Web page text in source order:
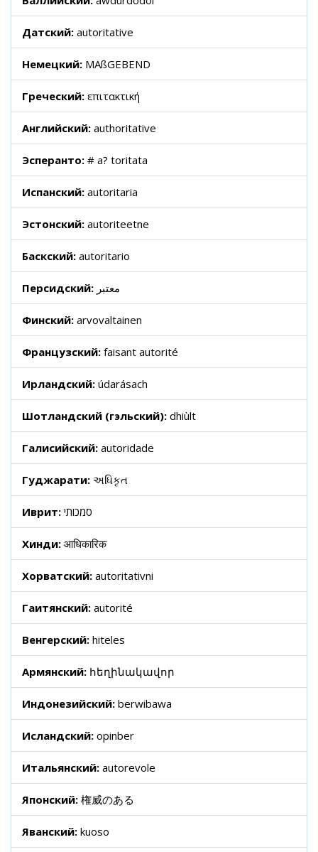
Датский: autoritative
Немецкий: MAßGEBEND
Греческий: επιτακτική
Английский: authoritative
Эсперанто: # a? toritata
Испанский: autoritaria
Эстонский: autoriteetne
Баскский: autoritario
Персидский: معتبر
Финский: arvovaltainen
Французский: faisant autorité
Ирландский: údarásach
Шотландский (гэльский): dhiùlt
Галисийский: autoridade
Гуджарати: અધિકૃત
Иврит: סמכותי
Хинди: आधिकारिक
Хорватский: autoritativni
Гаитянский: autorité
Венгерский: hiteles
Армянский: հեղինակավոր
Индонезийский: berwibawa
Исландский: opinber
Итальянский: autorevole
Японский: 権威のある
Яванский: kuoso